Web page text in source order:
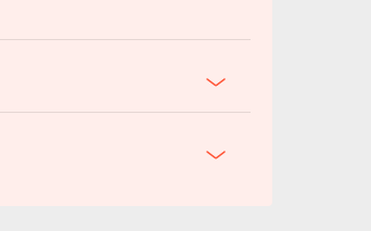
炸至酥脆剛好的臭豆腐，豆腐本